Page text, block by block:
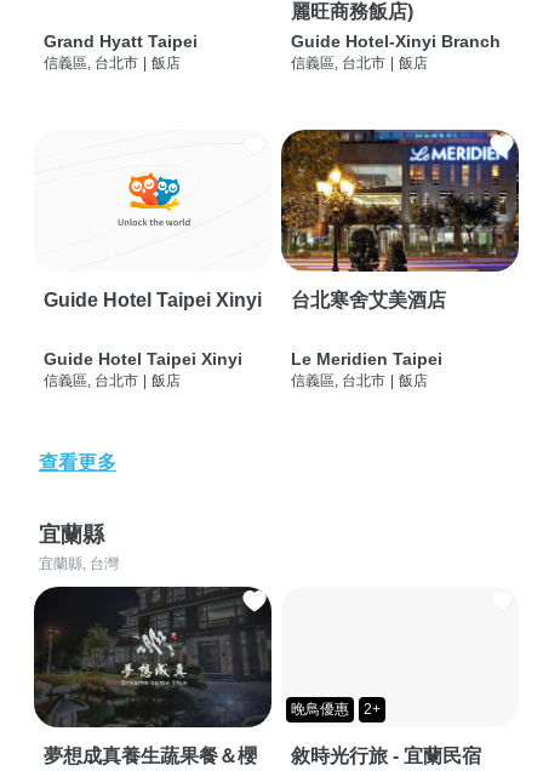
Grand Hyatt Taipei
信義區, 台北市 飯店
麗旺商務飯店)
Guide Hotel-Xinyi Branch
信義區, 台北市 飯店
Guide Hotel Taipei Xinyi
Guide Hotel Taipei Xinyi
信義區, 台北市 | 飯店
台北寒舍艾美酒店
Le Meridien Taipei
信義區, 台北市 | 飯店
查看更多
宜蘭縣
宜蘭縣, 台灣
夢想成真養生蔬果餐＆櫻
晚鳥優惠 2+
敘時光行旅 - 宜蘭民宿